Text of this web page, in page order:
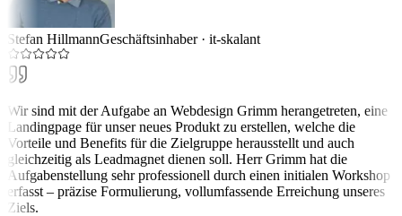
Stefan HillmannGeschäftsinhaber· it-skalant
Wir sind mit der Aufgabe an Webdesign Grimm herangetreten, eine
Landingpage für unser neues Produkt zu erstellen, welche die
Vorteile und Benefits für die Zielgruppe herausstellt und auch
gleichzeitig als Leadmagnet dienen soll. Herr Grimm hat die
Aufgabenstellung sehr professionell durch einen initialen Workshop
erfasst – präzise Formulierung, vollumfassende Erreichung unseres
Ziels.